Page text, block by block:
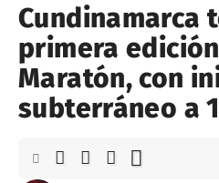
Cundinamarca
primera
Maratón, con
subterráneo a